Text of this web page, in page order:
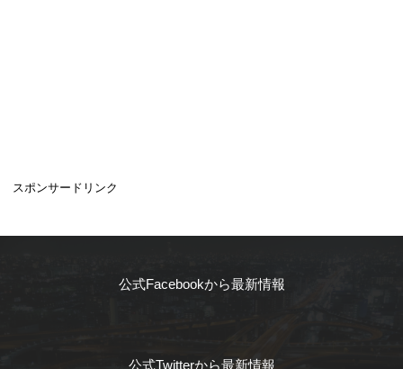
スポンサードリンク
公式Facebookから最新情報
公式Twitterから最新情報